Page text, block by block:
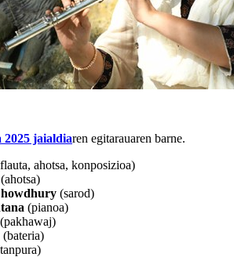
2025 jaialdiaren egitarauaren barne.
ahotsa, konposizioa)
(ahotsa)
(sarod)
(pianoa)
(pakhawaj)
(bateria)